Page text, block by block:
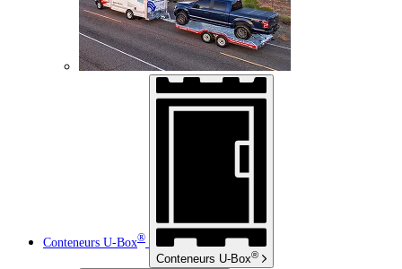
Conteneurs U-Box®
Conteneurs U-Box®